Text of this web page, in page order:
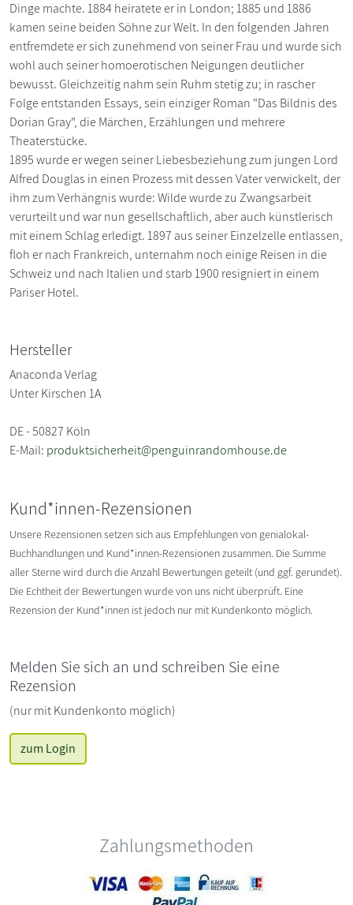
Dinge machte. 1884 heiratete er in London; 1885 und 1886
kamen seine beiden Söhne zur Welt. In den folgenden Jahren
entfremdete er sich zunehmend von seiner Frau und wurde sich
wohl auch seiner homoerotischen Neigungen deutlicher
bewusst. Gleichzeitig nahm sein Ruhm stetig zu; in rascher
Folge entstanden Essays, sein einziger Roman "Das Bildnis des
Dorian Gray", die Märchen, Erzählungen und mehrere
Theaterstücke.
1895 wurde er wegen seiner Liebesbeziehung zum jungen Lord
Alfred Douglas in einen Prozess mit dessen Vater verwickelt, der
ihm zum Verhängnis wurde: Wilde wurde zu Zwangsarbeit
verurteilt und war nun gesellschaftlich, aber auch künstlerisch
mit einem Schlag erledigt. 1897 aus seiner Einzelzelle entlassen,
floh er nach Frankreich, unternahm noch einige Reisen in die
Schweiz und nach Italien und starb 1900 resigniert in einem
Pariser Hotel.
Hersteller
Anaconda Verlag
Unter Kirschen 1A
DE - 50827 Köln
E-Mail: produktsicherheit@penguinrandomhouse.de
Kund*innen-Rezensionen
Unsere Rezensionen setzen sich aus Empfehlungen von genialokal-
Buchhandlungen und Kund*innen-Rezensionen zusammen. Die Summe
aller Sterne wird durch die Anzahl Bewertungen geteilt (und ggf. gerundet).
Die Echtheit der Bewertungen wurde von uns nicht überprüft. Eine
Rezension der Kund*innen ist jedoch nur mit Kundenkonto möglich.
Melden Sie sich an und schreiben Sie eine
Rezension
(nur mit Kundenkonto möglich)
zum Login
Zahlungsmethoden